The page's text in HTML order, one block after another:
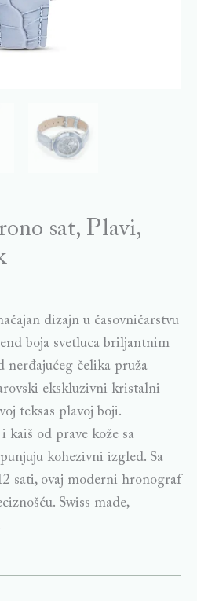
sat, Plavi,
dizajn u časovničarstvu
boja svetluca briljantnim
nerđajućeg čelika pruža
ekskluzivni kristalni
teksas plavoj boji.
kaiš od prave kože sa
kohezivni izgled. Sa
sati, ovaj moderni hronograf
Swiss made,